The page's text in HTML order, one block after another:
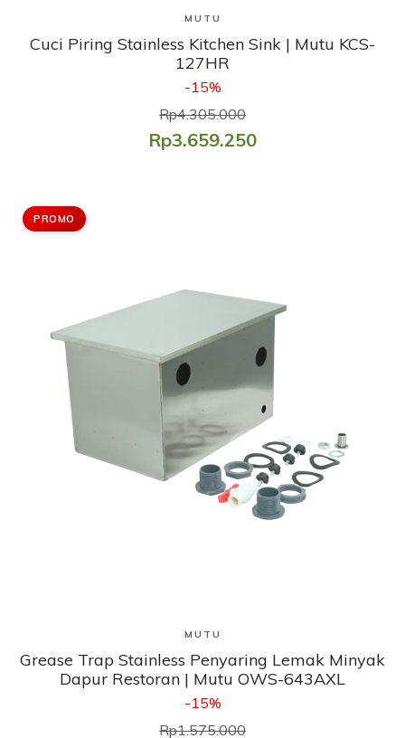
Lihat Produk
MUTU
Cuci Piring Stainless Kitchen Sink | Mutu KCS-
127HR
-15%
Rp4.305.000
Rp3.659.250
PROMO
Lihat Produk
MUTU
Grease Trap Stainless Penyaring Lemak Minyak
Dapur Restoran | Mutu OWS-643AXL
-15%
Rp1.575.000